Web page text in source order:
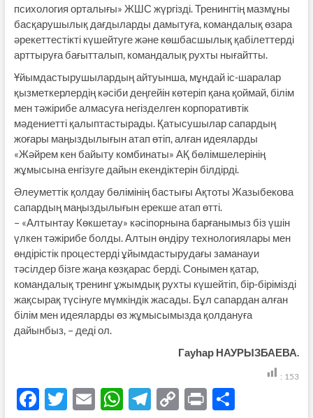
психология орталығы» ЖШС жүргізді. Тренингтің мазмұны
басқарушылық дағдыларды дамытуға, командалық өзара
әрекеттестікті күшейтуге және көшбасшылық қабілеттерді
арттыруға бағытталып, командалық рухты нығайтты.
Ұйымдастырушылардың айтуынша, мұндай іс-шаралар
қызметкерлердің кәсіби деңгейін көтеріп қана қоймай, білім
мен тәжірибе алмасуға негізделген корпоративтік
мәдениетті қалыптастырады. Қатысушылар сапардың
жоғары маңыздылығын атап өтіп, алған идеяларды
«Жәйрем кен байыту комбинаты» АҚ бөлімшелерінің
жұмысына енгізуге дайын екендіктерін білдірді.
Әлеуметтік қолдау бөлімінің бастығы Ақтоты Жазыбекова
сапардың маңыздылығын ерекше атап өтті.
– «Алтынтау Көкшетау» кәсіпорнына барғанымыз біз үшін
үлкен тәжірибе болды. Алтын өндіру технологиялары мен
өндірістік процестерді ұйымдастырудағы заманауи
тәсілдер бізге жаңа көзқарас берді. Сонымен қатар,
командалық тренинг ұжымдық рухты күшейтіп, бір-бірімізді
жақсырақ түсінуге мүмкіндік жасады. Бұл сапардан алған
білім мен идеяларды өз жұмысымызда қолдануға
дайынбыз, – деді ол.
Гауһар НАУРЫЗБАЕВА.
: 153
F T E WT C P S